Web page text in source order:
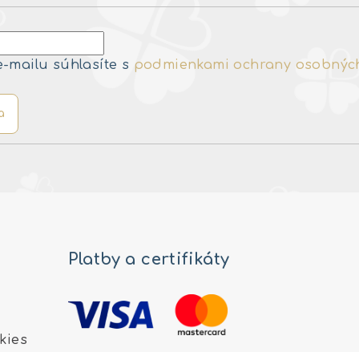
mailu súhlasíte s podmienkami ochrany
Platby a certifikáty